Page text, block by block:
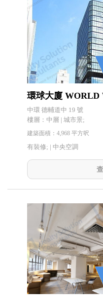
環球大廈 WORLD
中環 德輔道中 19 號
樓層：中層 | 城市景;
建築面積：4,968 平方呎
有裝修; | 中央空調